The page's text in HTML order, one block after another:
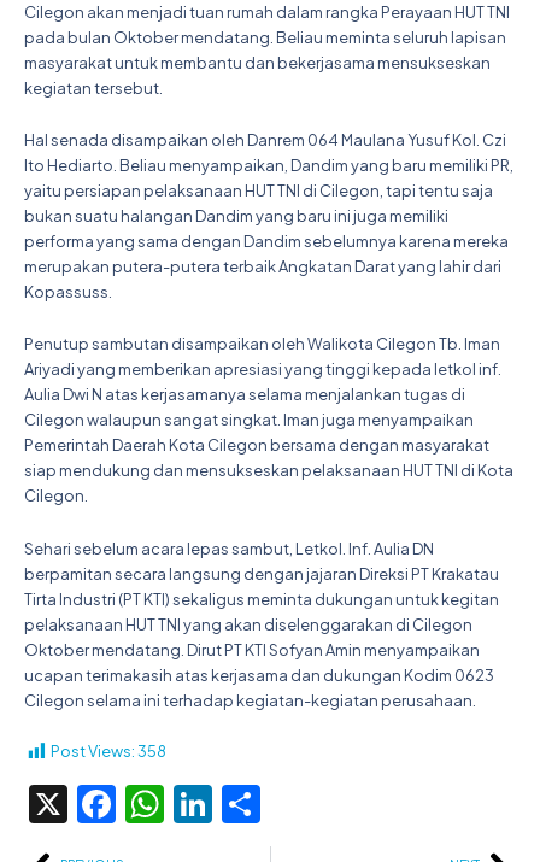
Cilegon akan menjadi tuan rumah dalam rangka Perayaan HUT TNI
pada bulan Oktober mendatang. Beliau meminta seluruh lapisan
masyarakat untuk membantu dan bekerjasama mensukseskan
kegiatan tersebut.
Hal senada disampaikan oleh Danrem 064 Maulana Yusuf Kol. Czi
Ito Hediarto. Beliau menyampaikan, Dandim yang baru memiliki PR,
yaitu persiapan pelaksanaan HUT TNI di Cilegon, tapi tentu saja
bukan suatu halangan Dandim yang baru ini juga memiliki
performa yang sama dengan Dandim sebelumnya karena mereka
merupakan putera-putera terbaik Angkatan Darat yang lahir dari
Kopassuss.
Penutup sambutan disampaikan oleh Walikota Cilegon Tb. Iman
Ariyadi yang memberikan apresiasi yang tinggi kepada letkol inf.
Aulia Dwi N atas kerjasamanya selama menjalankan tugas di
Cilegon walaupun sangat singkat. Iman juga menyampaikan
Pemerintah Daerah Kota Cilegon bersama dengan masyarakat
siap mendukung dan mensukseskan pelaksanaan HUT TNI di Kota
Cilegon.
Sehari sebelum acara lepas sambut, Letkol. Inf. Aulia DN
berpamitan secara langsung dengan jajaran Direksi PT Krakatau
Tirta Industri (PT KTI) sekaligus meminta dukungan untuk kegitan
pelaksanaan HUT TNI yang akan diselenggarakan di Cilegon
Oktober mendatang. Dirut PT KTI Sofyan Amin menyampaikan
ucapan terimakasih atas kerjasama dan dukungan Kodim 0623
Cilegon selama ini terhadap kegiatan-kegiatan perusahaan.
Post Views:358
X Facebook
WhatsApp
LinkedIn